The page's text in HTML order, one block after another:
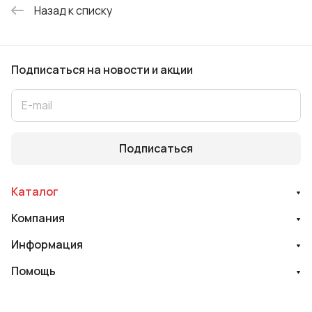
Назад к списку
Подписаться на новости и акции
Подписаться
Каталог
Компания
Информация
Помощь